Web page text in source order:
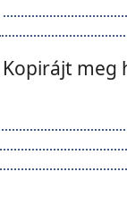
Kopirájt meg